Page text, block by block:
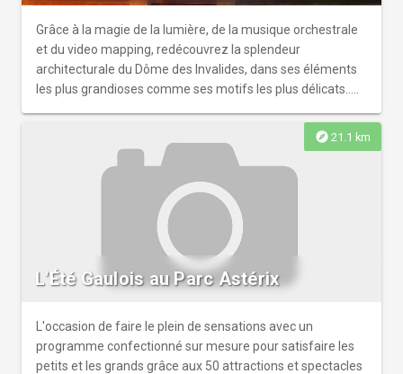
Grâce à la magie de la lumière, de la musique orchestrale
et du video mapping, redécouvrez la splendeur
architecturale du Dôme des Invalides, dans ses éléments
les plus grandioses comme ses motifs les plus délicats..
explore 21.1 km
L'Été Gaulois au Parc Astérix
L'occasion de faire le plein de sensations avec un
programme confectionné sur mesure pour satisfaire les
petits et les grands grâce aux 50 attractions et spectacles